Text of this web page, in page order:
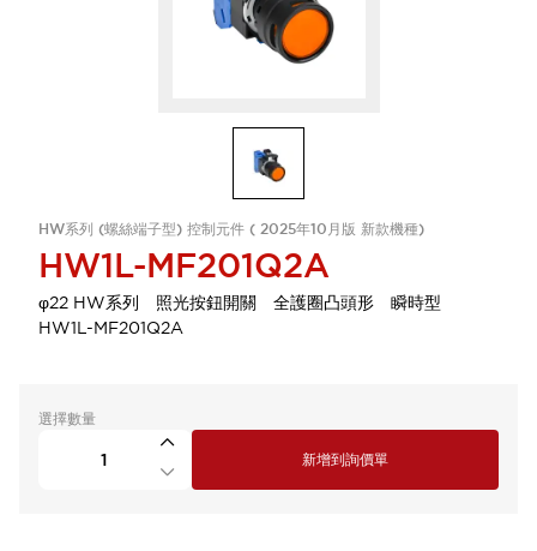
HW系列 (螺絲端子型) 控制元件 ( 2025年10月版 新款機種)
HW1L-MF201Q2A
φ22 HW系列 照光按鈕開關 全護圈凸頭形 瞬時型
HW1L-MF201Q2A
選擇數量
新增到詢價單